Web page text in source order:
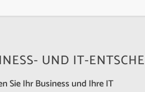
UND IT-
Sie Ihr Business und Ihre IT